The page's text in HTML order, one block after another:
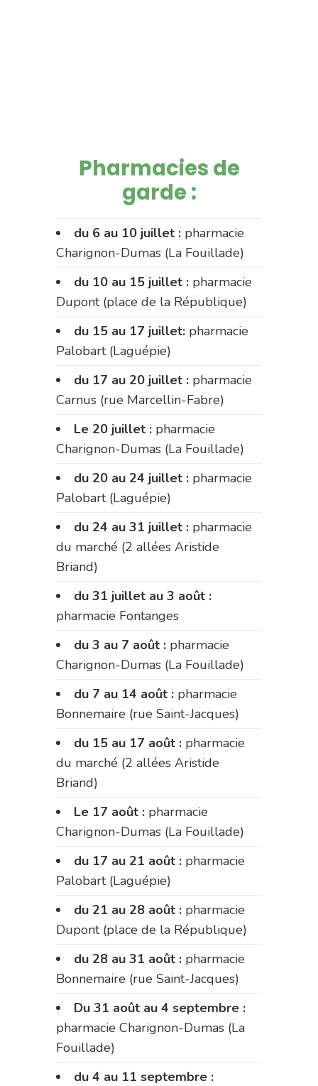
Pharmacies de
garde :
du 6 au 10 juillet : pharmacie
Charignon-Dumas (La Fouillade)
du 10 au 15 juillet : pharmacie
Dupont (place de la République)
du 15 au 17 juillet: pharmacie
Palobart (Laguépie)
du 17 au 20 juillet : pharmacie
Carnus (rue Marcellin-Fabre)
Le 20 juillet : pharmacie
Charignon-Dumas (La Fouillade)
du 20 au 24 juillet : pharmacie
Palobart (Laguépie)
du 24 au 31 juillet : pharmacie
du marché (2 allées Aristide
Briand)
du 31 juillet au 3 août :
pharmacie Fontanges
du 3 au 7 août : pharmacie
Charignon-Dumas (La Fouillade)
du 7 au 14 août : pharmacie
Bonnemaire (rue Saint-Jacques)
du 15 au 17 août : pharmacie
du marché (2 allées Aristide
Briand)
Le 17 août : pharmacie
Charignon-Dumas (La Fouillade)
du 17 au 21 août : pharmacie
Palobart (Laguépie)
du 21 au 28 août : pharmacie
Dupont (place de la République)
du 28 au 31 août : pharmacie
Bonnemaire (rue Saint-Jacques)
Du 31 août au 4 septembre :
pharmacie Charignon-Dumas (La
Fouillade)
du 4 au 11 septembre :